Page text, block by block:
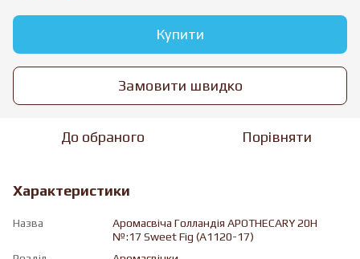
Купити
Замовити швидко
До обраного Порівняти
Характеристики
Назва
Аромасвіча Голландiя APOTHECARY 20H
№:17 Sweet Fig (A1120-17)